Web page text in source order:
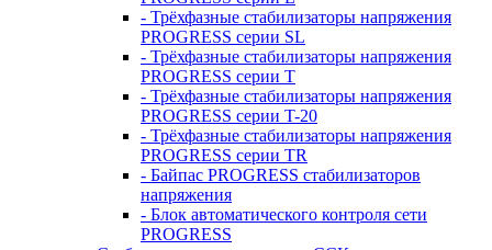
- Трёхфазные стабилизаторы напряжения
PROGRESS серии SL
- Трёхфазные стабилизаторы напряжения
PROGRESS серии T
- Трёхфазные стабилизаторы напряжения
PROGRESS серии T-20
- Трёхфазные стабилизаторы напряжения
PROGRESS серии TR
- Байпас PROGRESS стабилизаторов
напряжения
- Блок автоматического контроля сети
PROGRESS